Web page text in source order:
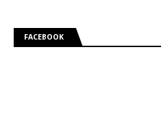
FACEBOOK